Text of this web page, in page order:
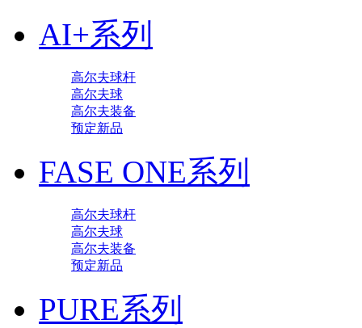
AI+系列
高尔夫球杆
高尔夫球
高尔夫装备
预定新品
FASE ONE系列
高尔夫球杆
高尔夫球
高尔夫装备
预定新品
PURE系列